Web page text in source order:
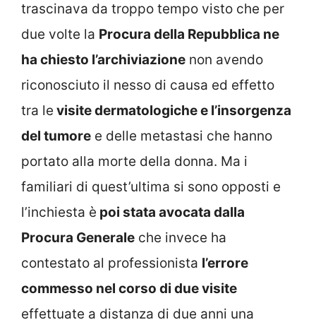
trascinava da troppo tempo visto che per
due volte la Procura della Repubblica ne
ha chiesto l’archiviazione non avendo
riconosciuto il nesso di causa ed effetto
tra le visite dermatologiche e l’insorgenza
del tumore e delle metastasi che hanno
portato alla morte della donna. Ma i
familiari di quest’ultima si sono opposti e
l’inchiesta è poi stata avocata dalla
Procura Generale che invece ha
contestato al professionista l’errore
commesso nel corso di due visite
effettuate a distanza di due anni una